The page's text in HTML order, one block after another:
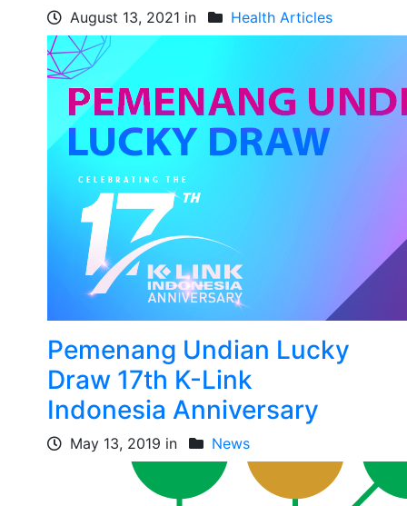
August 13, 2021 in Health Articles
Pemenang Undian Lucky
Draw 17th K-Link
Indonesia Anniversary
May 13, 2019 in News